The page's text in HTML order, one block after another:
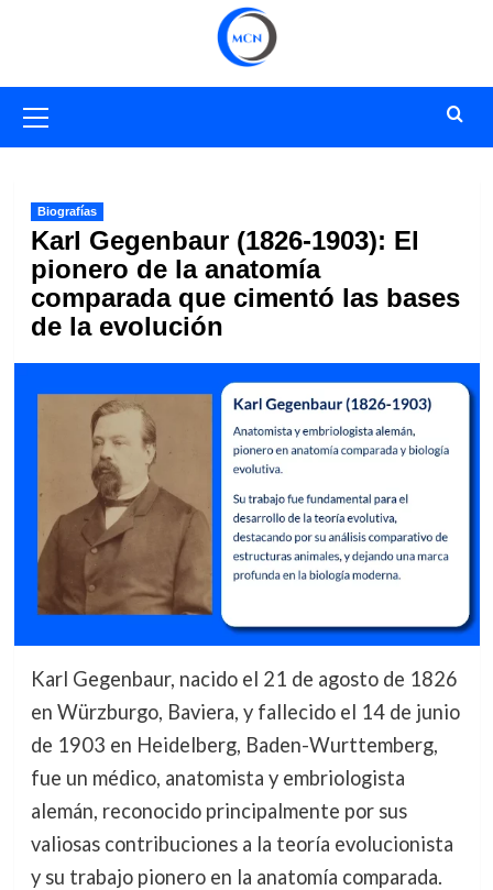
primario
Biografías
Karl Gegenbaur (1826-1903): El
pionero de la anatomía
comparada que cimentó las bases
de la evolución
Karl Gegenbaur, nacido el 21 de agosto de 1826
en Würzburgo, Baviera, y fallecido el 14 de junio
de 1903 en Heidelberg, Baden-Wurttemberg,
fue un médico, anatomista y embriologista
alemán, reconocido principalmente por sus
valiosas contribuciones a la teoría evolucionista
y su trabajo pionero en la anatomía comparada.